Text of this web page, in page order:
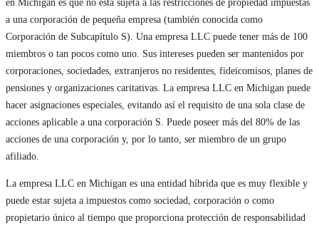
en Michigan es que no está sujeta a las restricciones de propiedad impuestas
a una corporación de pequeña empresa (también conocida como
Corporación de Subcapítulo S). Una empresa LLC puede tener más de 100
miembros o tan pocos como uno. Sus intereses pueden ser mantenidos por
corporaciones, sociedades, extranjeros no residentes, fideicomisos, planes de
pensiones y organizaciones caritativas. La empresa LLC en Michigan puede
hacer asignaciones especiales, evitando así el requisito de una sola clase de
acciones aplicable a una corporación S. Puede poseer más del 80% de las
acciones de una corporación y, por lo tanto, ser miembro de un grupo
afiliado.
La empresa LLC en Michigan es una entidad híbrida que es muy flexible y
puede estar sujeta a impuestos como sociedad, corporación o como
propietario único al tiempo que proporciona protección de responsabilidad